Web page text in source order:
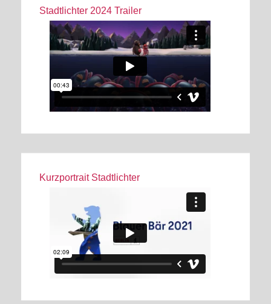
Stadtlichter 2024 Trailer
Kurzportrait Stadtlichter